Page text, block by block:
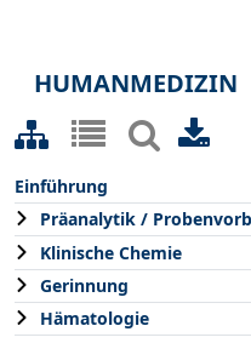
HUMANMEDIZIN
Einführung
Präanalytik /
Klinische Chemie
Gerinnung
Hämatologie